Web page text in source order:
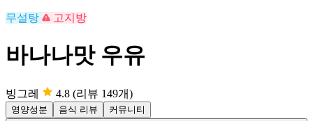
무설탕 고지방
바나나맛 우유
빙그레 4.8 (리뷰 149개)
영양성분 음식 리뷰 커뮤니티